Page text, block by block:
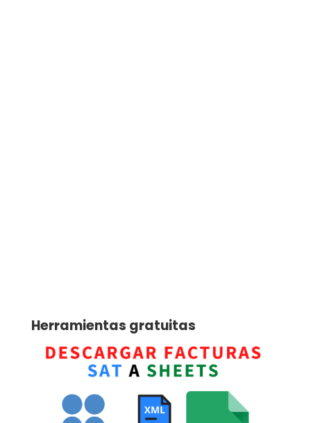
Herramientas gratuitas